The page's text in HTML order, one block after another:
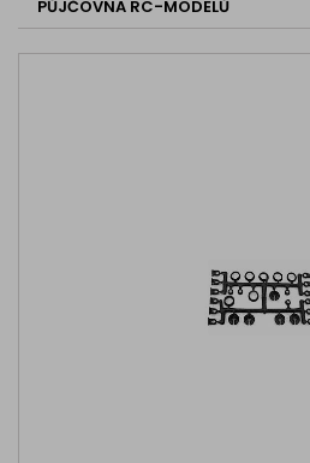
PŮJČOVNA RC-MODELŮ